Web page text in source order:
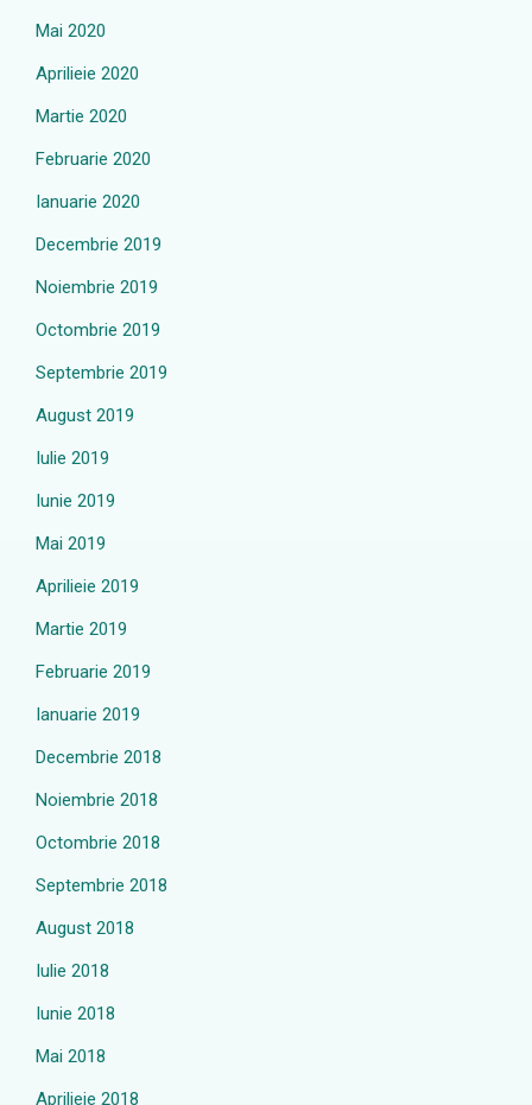
Mai 2020
Aprilieie 2020
Martie 2020
Februarie 2020
Ianuarie 2020
Decembrie 2019
Noiembrie 2019
Octombrie 2019
Septembrie 2019
August 2019
Iulie 2019
Iunie 2019
Mai 2019
Aprilieie 2019
Martie 2019
Februarie 2019
Ianuarie 2019
Decembrie 2018
Noiembrie 2018
Octombrie 2018
Septembrie 2018
August 2018
Iulie 2018
Iunie 2018
Mai 2018
Aprilieie 2018